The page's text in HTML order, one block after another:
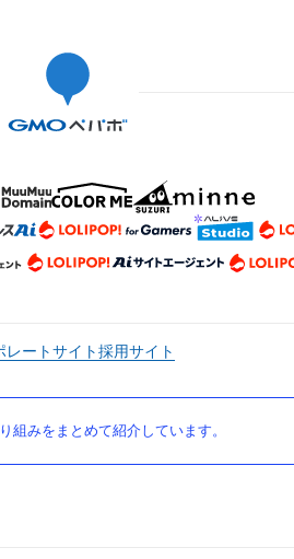
レートサイト採用サイト
みをまとめて紹介しています。